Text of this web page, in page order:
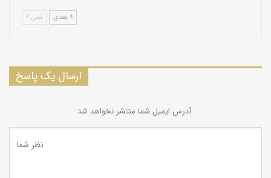
قبلی
ارسال یک پاسخ
آدرس ایمیل شما منتشر نخواهد شد.